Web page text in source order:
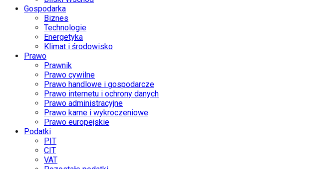
Gospodarka
Biznes
Technologie
Energetyka
Klimat i środowisko
Prawo
Prawnik
Prawo cywilne
Prawo handlowe i gospodarcze
Prawo internetu i ochrony danych
Prawo administracyjne
Prawo karne i wykroczeniowe
Prawo europejskie
Podatki
PIT
CIT
VAT